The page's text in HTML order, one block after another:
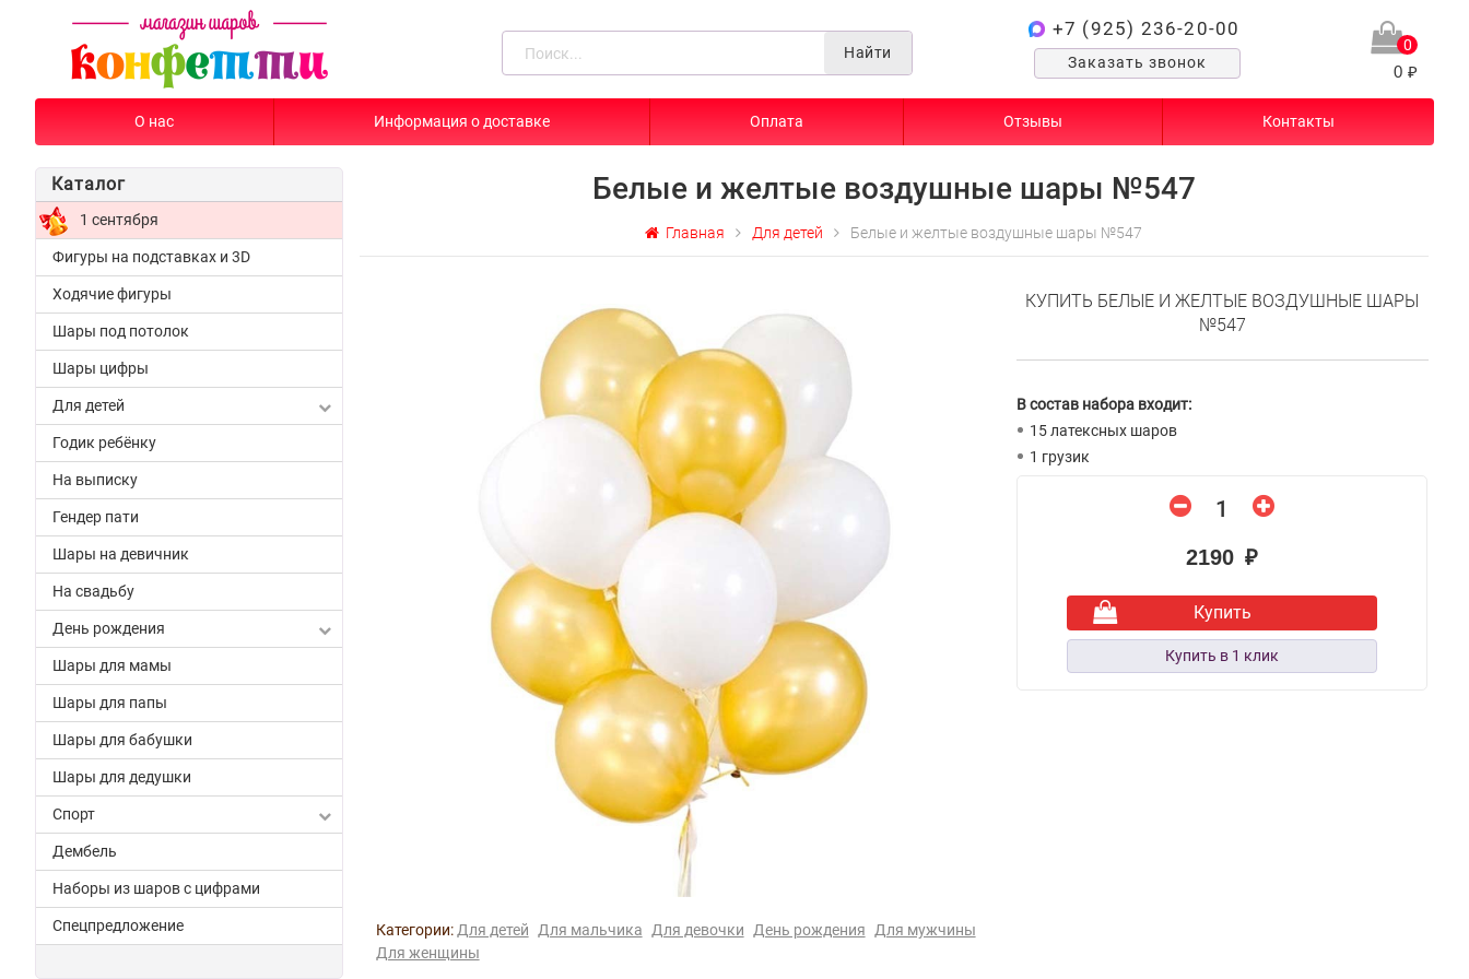
Найти
+7 (925) 236-20-00
Заказать звонок
0
0 ₽
О нас Информация о доставке Оплата Отзывы Контакты
Каталог
1 сентября
Фигуры на подставках и 3D
Ходячие фигуры
Шары под потолок
Шары цифры
Для детей
Годик ребёнку
На выписку
Гендер пати
Шары на девичник
На свадьбу
День рождения
Шары для мамы
Шары для папы
Шары для бабушки
Шары для дедушки
Спорт
Дембель
Наборы из шаров с цифрами
Спецпредложение
Белые и желтые воздушные шары №547
Главная Для детей Белые и желтые воздушные шары №547
Категории: Для детей Для мальчика Для девочки День рождения
Для мужчины
Для женщины
КУПИТЬ БЕЛЫЕ И ЖЕЛТЫЕ ВОЗДУШНЫЕ ШАРЫ
№547
В состав набора входит:
15 латексных шаров
1 грузик
2190 ₽
Купить